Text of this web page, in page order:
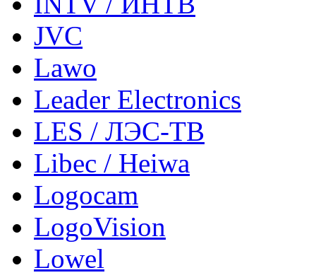
JVC
Lawo
Leader Electronics
LES / ЛЭС-ТВ
Libec / Heiwa
Logocam
LogoVision
Lowel